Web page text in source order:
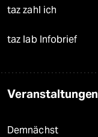
taz zahl ich
taz lab Infobrief
Veranstaltungen
Demnächst